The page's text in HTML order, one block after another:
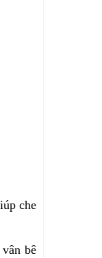
che
bê